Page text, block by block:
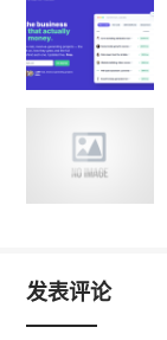
发表评论